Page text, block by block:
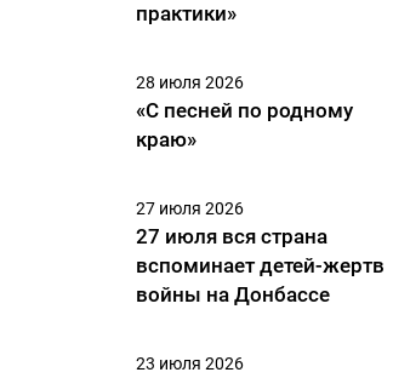
практики»
28 июля 2026
«С песней по родному
краю»
27 июля 2026
27 июля вся страна
вспоминает детей-жертв
войны на Донбассе
23 июля 2026